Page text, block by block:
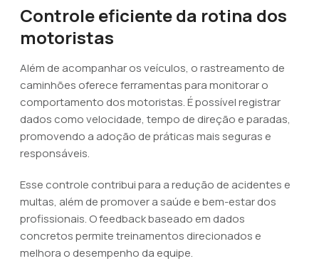
Controle eficiente da rotina dos
motoristas
Além de acompanhar os veículos, o rastreamento de
caminhões oferece ferramentas para monitorar o
comportamento dos motoristas. É possível registrar
dados como velocidade, tempo de direção e paradas,
promovendo a adoção de práticas mais seguras e
responsáveis.
Esse controle contribui para a redução de acidentes e
multas, além de promover a saúde e bem-estar dos
profissionais. O feedback baseado em dados
concretos permite treinamentos direcionados e
melhora o desempenho da equipe.